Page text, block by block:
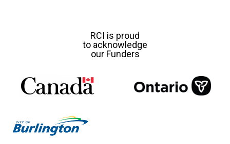
RCI is proud
to acknowledge
our Funders